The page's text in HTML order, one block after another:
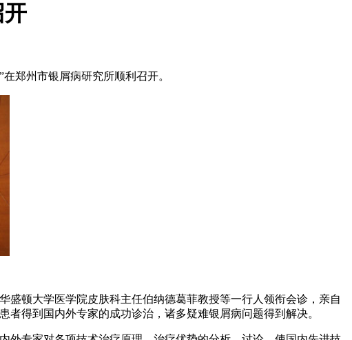
开
郑州市银屑病研究所顺利召开。
盛顿大学医学院皮肤科主任伯纳德葛菲教授等一行人领衔会诊，亲自
得到国内外专家的成功诊治，诸多疑难银屑病问题得到解决。